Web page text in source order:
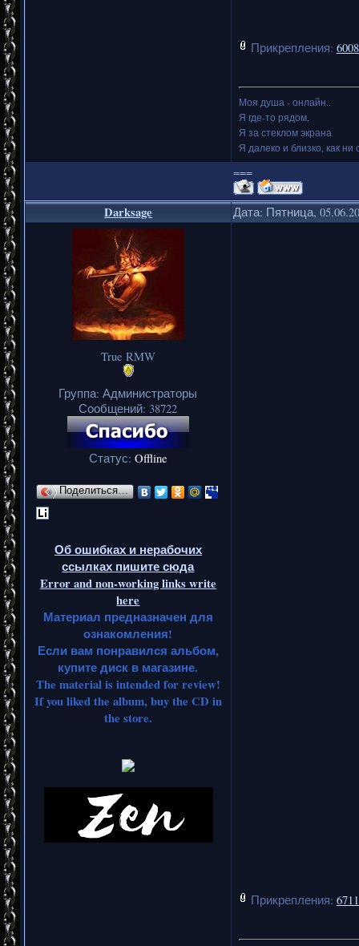
Прикрепления:
Моя душа - онлайн..
Я где-то рядом,
Я за стеклом экрана
Я далеко и близко, как ни
===
Darksage Дата: Пятница,
True RMW
Группа: Администраторы
Сообщений: 38722
Статус: Offline
Поделиться…
Об ошибках и нерабочих
ссылках пишите сюда
Error and non-working links write
here
Материал предназначен для
ознакомления!
Если вам понравился альбом,
купите диск в магазине.
The material is intended for review!
If you liked the album, buy the CD in
the store.
Прикрепления: